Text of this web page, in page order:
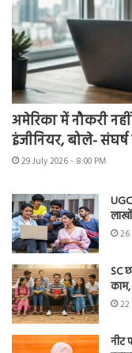
अमेरिका में नौकरी
इंजीनियर, बोले-
29 July 2026 - 8:00 PM
26
SC
22
नीट